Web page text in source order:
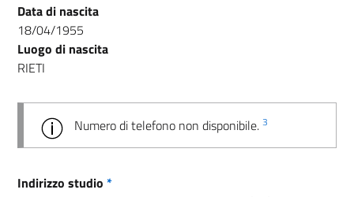
Data di nascita
18/04/1955
Luogo di nascita
RIETI
Numero di telefono non disponibile. 3
Indirizzo studio *